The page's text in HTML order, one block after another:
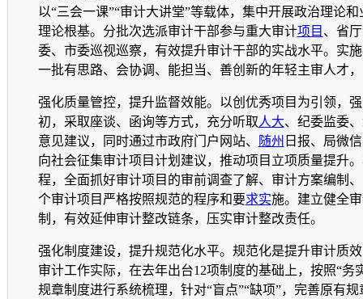
以“三会一课”“审计大讲堂”等载体，集中开展政治理论
理论根基。分批次选派审计干部参与重大审计项目 、省
委、市委巡视巡察，有效提升审计干部的实战水平。实
一批有思路、会协调、能担当、善创新的年轻主审人才
强化质量管控，提升监督效能。以创优秀项目为引领，
初，采取座谈、函询等方式，充分听取人大、纪委监委
意见建议，同时通过市政府门户网站、
随州 日报、局微
向社会征集审计项目计划建议，推动项目立项质量提升
程，全面抓好审计项目的审前调查了解、审计方案编制
个审计项目严格按照规范的程序和要求实施。建立健全
制，有效延伸审计整改链条，压实审计整改责任。
强化制度建设，提升规范化水平。规范化是提升审计质
审计工作实际，在去年出台12项制度的基础上，按照“务
规章制度进行系统梳理，针对“盲点”“缺项”，完善原有